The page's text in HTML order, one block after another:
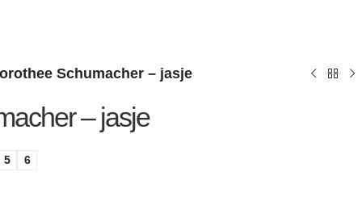
Schumacher – jasje
– jasje
5 6